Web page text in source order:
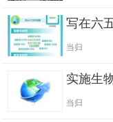
当归
实施生物
当归